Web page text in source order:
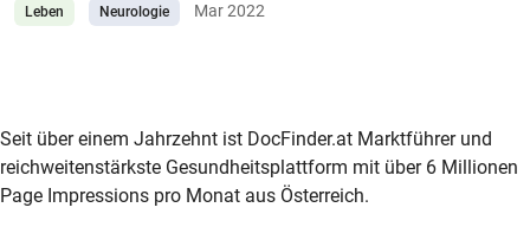
Leben Neurologie Mar 2022
zur DocFinder-Startseite
logo icon
Seit über einem Jahrzehnt ist DocFinder.at Marktführer und
reichweitenstärkste Gesundheitsplattform mit über 6 Millionen
Page Impressions pro Monat aus Österreich.